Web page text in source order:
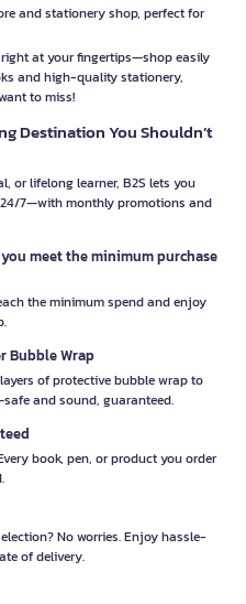
and stationery shop, perfect for
right at your fingertips—shop easily
and high-quality stationery,
to miss!
Destination You Shouldn’t
or lifelong learner, B2S lets you
7—with monthly promotions and
meet the minimum purchase
the minimum spend and enjoy
Bubble Wrap
of protective bubble wrap to
and sound, guaranteed.
book, pen, or product you order
No worries. Enjoy hassle-
of delivery.